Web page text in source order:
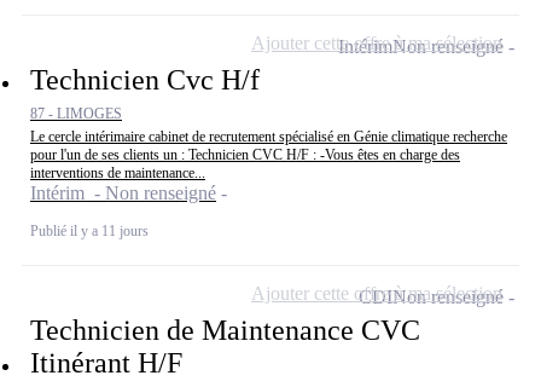
Technicien Cvc H/f
87 - LIMOGES
Le cercle intérimaire cabinet de recrutement spécialisé en Génie climatique recherche
pour l'un de ses clients un : Technicien CVC H/F : -Vous êtes en charge des
interventions de maintenance...
Intérim - Non renseigné
Publié il y a 11 jours
IntérimNon renseigné
Ajouter cette offre à ma sélection
Technicien de Maintenance CVC
Itinérant H/F
CDINon renseigné
Ajouter cette offre à ma sélection